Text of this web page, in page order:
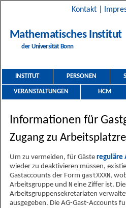
Kontakt
Mathematisches Institut
der Universität Bonn
INSTITUT PERSONEN
VERANSTALTUNGEN HCM
Informationen für
Zugang zu
Um zu vermeiden, für Gäste reguläre
wieder zu deaktivieren müssen,
Gastaccounts der Form gastXXXN,
Arbeitsgruppe und N eine Ziffer ist.
Arbeitsgruppensekretariaten
ausgegeben. Die AG-Gast-Accounts